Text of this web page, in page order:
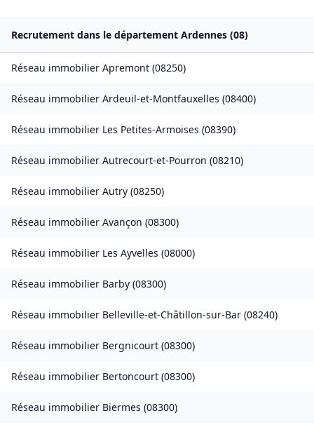
Recrutement dans le département Ardennes (08)
Réseau immobilier Apremont (08250)
Réseau immobilier Ardeuil-et-Montfauxelles (08400)
Réseau immobilier Les Petites-Armoises (08390)
Réseau immobilier Autrecourt-et-Pourron (08210)
Réseau immobilier Autry (08250)
Réseau immobilier Avançon (08300)
Réseau immobilier Les Ayvelles (08000)
Réseau immobilier Barby (08300)
Réseau immobilier Belleville-et-Châtillon-sur-Bar (08240)
Réseau immobilier Bergnicourt (08300)
Réseau immobilier Bertoncourt (08300)
Réseau immobilier Biermes (08300)